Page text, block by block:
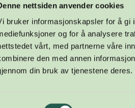
nettsiden anvender cookies
bruker informasjonskapsler for å gi
og for å analysere
vårt, med partnerne våre
den med annen
din bruk av tjenestene deres.
Samtykkevalg